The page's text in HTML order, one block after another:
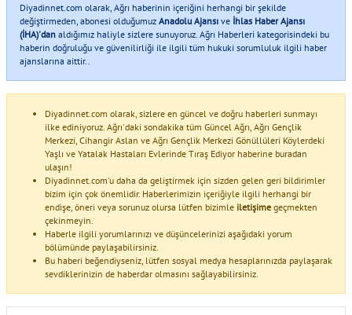
Diyadinnet.com olarak, Ağrı haberinin içeriğini herhangi bir şekilde
değiştirmeden, abonesi olduğumuz Anadolu Ajansı ve İhlas Haber Ajansı
(İHA)'dan aldığımız haliyle sizlere sunuyoruz. Ağrı Haberleri kategorisindeki bu
haberin doğruluğu ve güvenilirliği ile ilgili tüm hukuki sorumluluk ilgili haber
ajanslarına aittir..
Diyadinnet.com olarak, sizlere en güncel ve doğru haberleri sunmayı
ilke ediniyoruz. Ağrı'daki sondakika tüm Güncel Ağrı, Ağrı Gençlik
Merkezi, Cihangir Aslan ve Ağrı Gençlik Merkezi Gönüllüleri Köylerdeki
Yaşlı ve Yatalak Hastaları Evlerinde Tıraş Ediyor haberine buradan
ulaşın!
Diyadinnet.com'u daha da geliştirmek için sizden gelen geri bildirimler
bizim için çok önemlidir. Haberlerimizin içeriğiyle ilgili herhangi bir
endişe, öneri veya sorunuz olursa lütfen bizimle iletişime geçmekten
çekinmeyin.
Haberle ilgili yorumlarınızı ve düşüncelerinizi aşağıdaki yorum
bölümünde paylaşabilirsiniz.
Bu haberi beğendiyseniz, lütfen sosyal medya hesaplarınızda paylaşarak
sevdiklerinizin de haberdar olmasını sağlayabilirsiniz.